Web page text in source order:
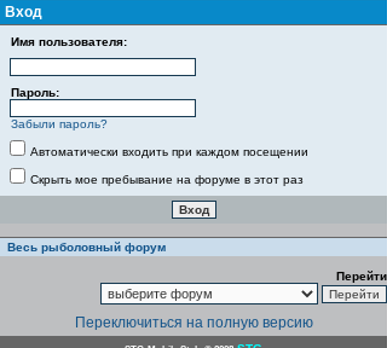
Вход
Имя пользователя:
Пароль:
Забыли пароль?
Автоматически входить при каждом посещении
Скрыть мое пребывание на форуме в этот раз
Весь рыболовный форум
Перейти
Переключиться на полную версию